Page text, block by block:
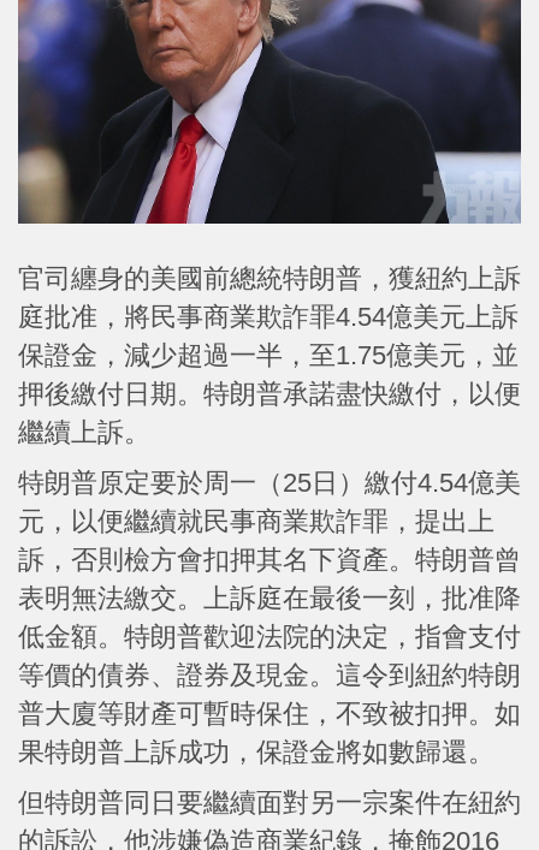
官司纏身的美國前總統特朗普，獲紐約上訴
庭批准，將民事商業欺詐罪4.54億美元上訴
保證金，減少超過一半，至1.75億美元，並
押後繳付日期。特朗普承諾盡快繳付，以便
繼續上訴。
特朗普原定要於周一（25日）繳付4.54億美
元，以便繼續就民事商業欺詐罪，提出上
訴，否則檢方會扣押其名下資產。特朗普曾
表明無法繳交。上訴庭在最後一刻，批准降
低金額。特朗普歡迎法院的決定，指會支付
等價的債券、證券及現金。這令到紐約特朗
普大廈等財產可暫時保住，不致被扣押。如
果特朗普上訴成功，保證金將如數歸還。
但特朗普同日要繼續面對另一宗案件在紐約
的訴訟，他涉嫌偽造商業紀錄，掩飾2016